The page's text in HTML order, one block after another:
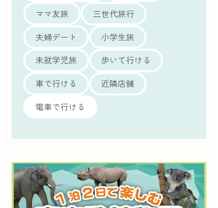
ママ友旅
三世代旅行
夫婦デート
小学生旅
未就学児旅
歩いて行ける
車で行ける
近隣店舗
電車で行ける